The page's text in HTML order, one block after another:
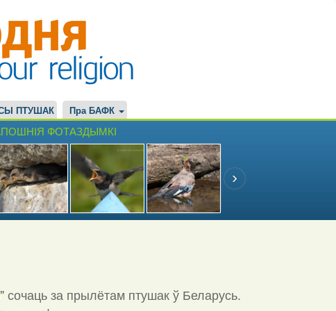
ПТУШАК Пра БАФК
ФОТАЗДЫМКІ
"сочаць за прылётам птушак ў Беларусь.